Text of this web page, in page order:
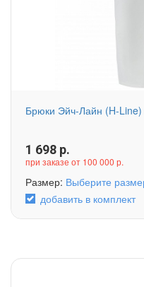
Брюки Эйч-Лайн (H-
1 698 р.
при заказе от 100 000 р.
Размер: Выберите
добавить в комплект